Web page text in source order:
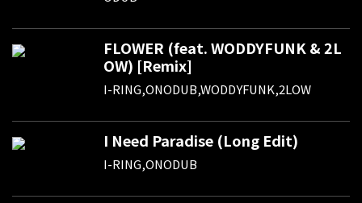
FLOWER (feat. WODDYFUNK & 2L
OW) [Remix]
I-RING,ONODUB,WODDYFUNK,2LOW
I Need Paradise (Long Edit)
I-RING,ONODUB